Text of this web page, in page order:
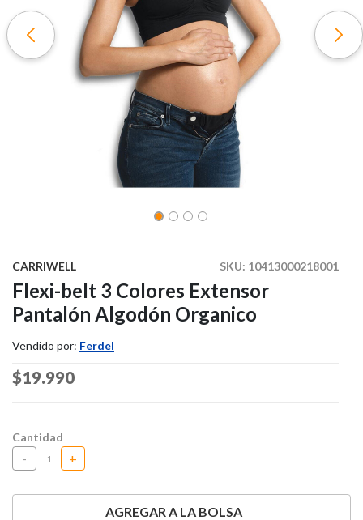
SKU: 10413000218001
CARRIWELL
Flexi-belt 3 Colores Extensor
Pantalón Algodón Organico
Vendido por: Ferdel
Price reduced from
$19.990
Cantidad
- +
AGREGAR A LA BOLSA